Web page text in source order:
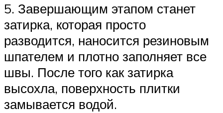
5. Завершающим этапом станет
затирка, которая просто
разводится, наносится резиновым
шпателем и плотно заполняет все
швы. После того как затирка
высохла, поверхность плитки
замывается водой.